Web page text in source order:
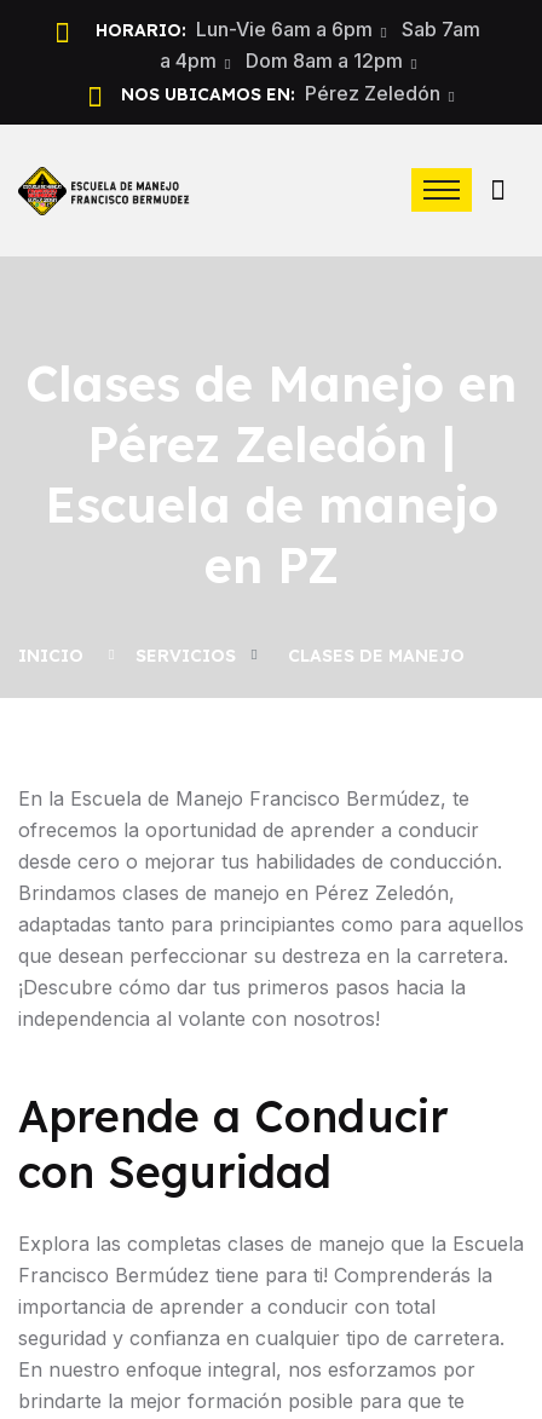
HORARIO: Lun-Vie 6am a 6pm
Sab 7am
a 4pm
Dom 8am a 12pm
NOS UBICAMOS EN: Pérez Zeledón
Clases de Manejo en
Pérez Zeledón |
Escuela de manejo
en PZ
INICIO SERVICIOS CLASES DE MANEJO
En la Escuela de Manejo Francisco Bermúdez, te
ofrecemos la oportunidad de aprender a conducir
desde cero o mejorar tus habilidades de conducción.
Brindamos clases de manejo en Pérez Zeledón,
adaptadas tanto para principiantes como para aquellos
que desean perfeccionar su destreza en la carretera.
¡Descubre cómo dar tus primeros pasos hacia la
independencia al volante con nosotros!
Aprende a Conducir
con Seguridad
Explora las completas clases de manejo que la Escuela
Francisco Bermúdez tiene para ti! Comprenderás la
importancia de aprender a conducir con total
seguridad y confianza en cualquier tipo de carretera.
En nuestro enfoque integral, nos esforzamos por
brindarte la mejor formación posible para que te